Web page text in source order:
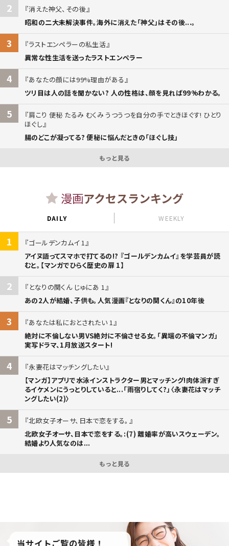
2
消えた神父、その後
昭和の二大未解決事件。海外に消えた「神父」はその後...。
3
ラストエンペラーの私生活
異常な性生活を送ったラストエンペラー
4
あなたの顔には99%理由がある
ツリ目は人の話を聞かない? 人の性格は、顔を見れば99%わかる。
5
肩こり 便秘 たるみ むくみ うつうつを自分の手でときほぐす! ひとり
ほぐし
腸のどこが凝ってる? 便秘に悩んだときの「ほぐし技」
もっと見る
漫画アクセスランキング
DAILY WEEKLY
1
ゴールデンカムイ 1
アイヌ語ってスマホで打てるの!? 『ゴールデンカムイ』を学芸員が読
むと。【マンガでひらく歴史の扉 1】
2
となりの関くん じゅにあ 1
あの2人が結婚、子供も。人気漫画『となりの関くん』の10年後
3
あなたは私におとされたい 1
絶対に不倫しない男VS絶対に不倫させる女。「異端の不倫マンガ」
実写ドラマ、1月放送スタート!
4
永妻花はマッチングしたい
【マンガ】アプリで水泳インストラクター男とマッチング!肉体派すぎ
るイケメンにうっとりしていると...「雨宿りしてく?」〈永妻花はマッチ
ングしたい(2)〉
5
北欧女子オーサ、日本で恋をする。
北欧女子オーサ、日本で恋をする。:(7) 離婚率が高いスウェーデン。
結婚より人気なのは...
もっと見る
当サイトご覧の皆様！